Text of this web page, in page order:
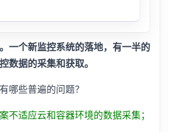
一个新监控系统的落地，有一半的
数据的采集和获取。
哪些普遍的问题？
不适应云和容器环境的数据采集；